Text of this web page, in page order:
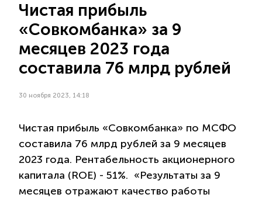
Чистая прибыль
«Совкомбанка» за 9
месяцев 2023 года
составила 76 млрд рублей
30 ноября 2023, 14:18
Чистая прибыль «Совкомбанка» по МСФО
составила 76 млрд рублей за 9 месяцев
2023 года. Рентабельность акционерного
капитала (ROE) - 51%. «Результаты за 9
месяцев отражают качество работы